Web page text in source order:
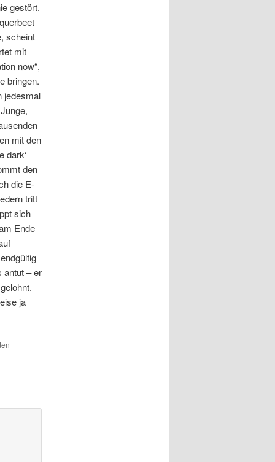
gestört.
scheint
mit
now“,
bringen.
jedesmal
mit den
dark‘
den
die E-
tritt
sich
Ende
antut – er
ja